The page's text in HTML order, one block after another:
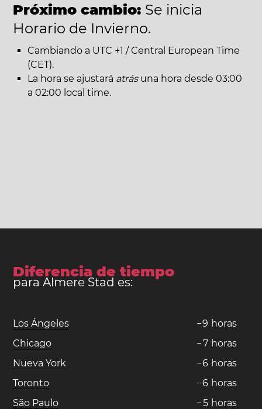
Próximo cambio: Se inicia
Horario de Invierno.
Cambiando a UTC +1 / Central European Time
(CET).
La hora se ajustará atrásuna hora desde 03:00
a 02:00 local time.
Diferencia de tiempo
para Almere Stad es:
Los Ángeles −9 horas
Chicago
−7 horas
Nueva York
−6 horas
Toronto
−6 horas
São Paulo
−5 horas